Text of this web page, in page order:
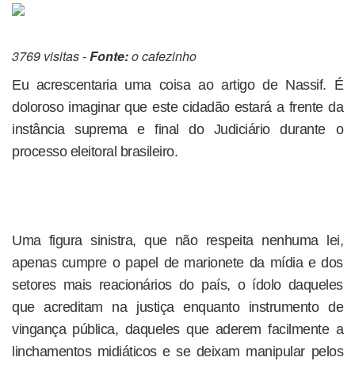
3769 visitas -Fonte:o cafezinho
Eu acrescentaria uma coisa ao artigo de Nassif. É
doloroso imaginar que este cidadão estará a frente da
instância suprema e final do Judiciário durante o
processo eleitoral brasileiro.
Uma figura sinistra, que não respeita nenhuma lei,
apenas cumpre o papel de marionete da mídia e dos
setores mais reacionários do país, o ídolo daqueles
que acreditam na justiça enquanto instrumento de
vingança pública, daqueles que aderem facilmente a
linchamentos midiáticos e se deixam manipular pelos